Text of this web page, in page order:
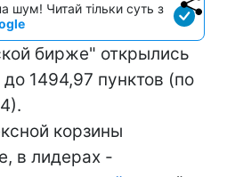
шум! Читай тільки суть з
бирже" открылись
1494,97 пунктов (по
корзины
в лидерах -